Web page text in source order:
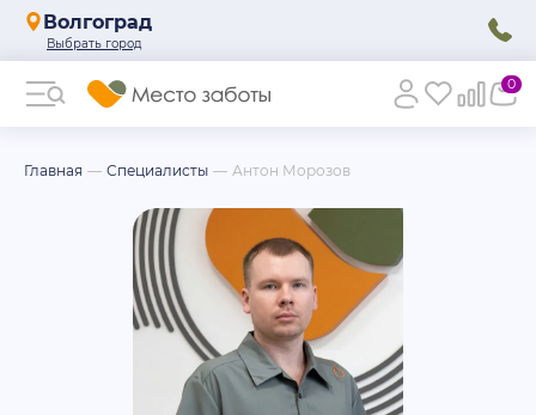
Волгоград
0
Главная Специалисты Антон Морозов